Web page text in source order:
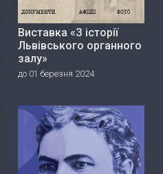
Виставка «З історії
Львівського органного
залу»
до 01 березня 2024